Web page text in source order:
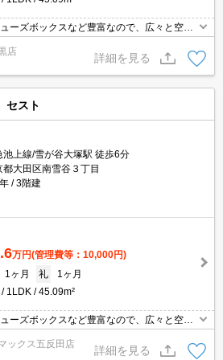
ーズボックスなど豊富なので、広々と空間
す。室内設備は洗面所独立・浴室乾燥機な
。不在時でも荷物を受け取ることができる
省ける宅配ボックスが付いております。自
は、初めからインターネットの設置された
店
詳細を見る
スト
池上線/雪が谷大塚駅 徒歩6分
都大田区南雪谷３丁目
3階建
万円(管理費等：10,000円)
1ヶ月 礼
1ヶ月
1LDK 45.09m²
ーズボックスなど豊富なので、広々と空間
す。室内設備は洗面所独立・浴室乾燥機な
。不在時でも荷物を受け取ることができる
ックス五反田店
詳細を見る